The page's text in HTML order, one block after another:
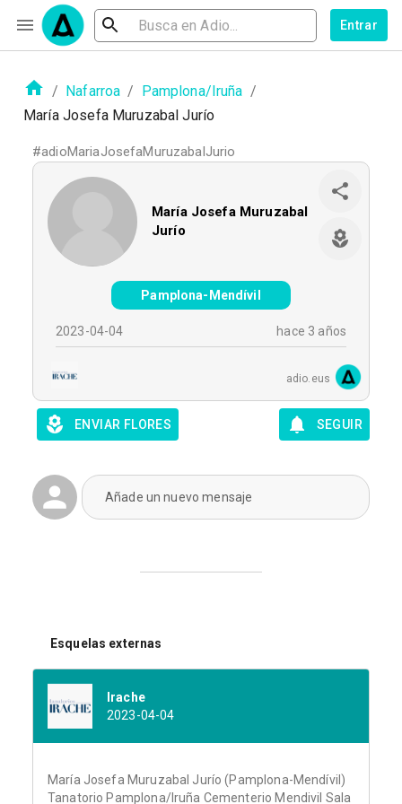
Entrar
/ Nafarroa / Pamplona/Iruña /
María Josefa Muruzabal Jurío
#adioMariaJosefaMuruzabalJurio
María Josefa Muruzabal
Jurío
Pamplona-Mendívil
2023-04-04 hace 3 años
adio.eus
ENVIAR FLORES SEGUIR
Añade un nuevo mensaje
Esquelas externas
Irache
2023-04-04
María Josefa Muruzabal Jurío (Pamplona-Mendívil)
Tanatorio Pamplona/Iruña Cementerio Mendivil Sala